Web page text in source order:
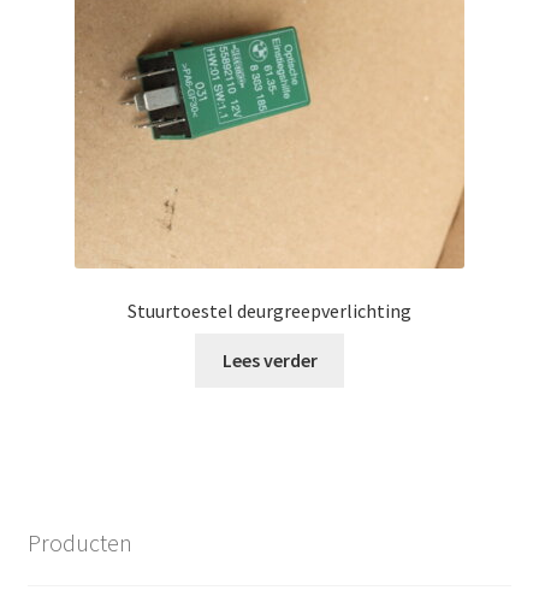
Stuurtoestel deurgreepverlichting
Lees verder
Producten